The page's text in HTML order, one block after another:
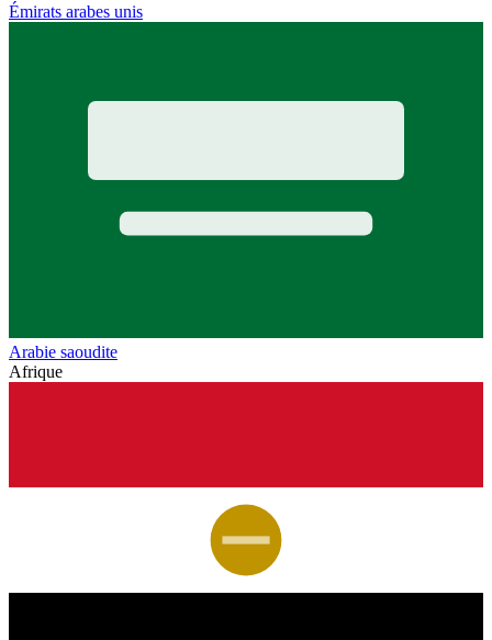
Émirats arabes unis
Arabie saoudite
Afrique